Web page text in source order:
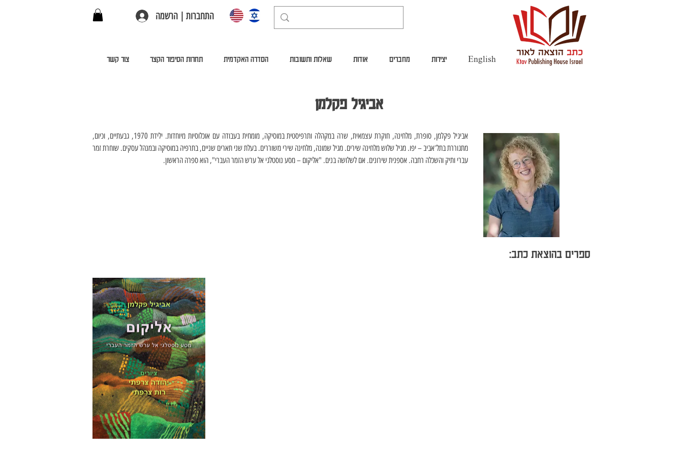
התחברות | הרשמה
English יצירות מחברים אודות שאלות ותשובות הסדרה האקדמית תחרות הסיפור הקצר צור קשר
אביגיל פקלמן
עברי ותיק והשכלה רחבה. אספנית שירונים. אם לשלושה בנים. "אליקום – מסע נוסטלגי אל ערש הזמר העברי", הוא ספרה הראשון.
ספרים בהוצאת כתב: